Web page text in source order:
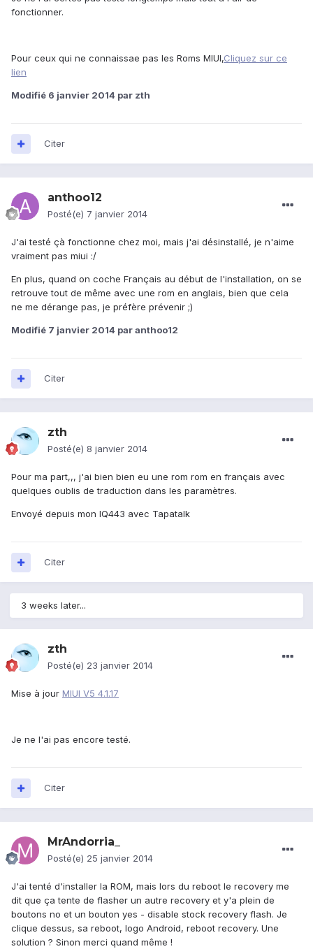
fonctionner.
Pour ceux qui ne connaissae pas les Roms MIUI,Cliquez sur ce
lien
Modifié 6 janvier 2014 par zth
Citer
anthoo12
Posté(e) 7 janvier 2014
J'ai testé çà fonctionne chez moi, mais j'ai désinstallé, je n'aime
vraiment pas miui :/
En plus, quand on coche Français au début de l'installation, on se
retrouve tout de même avec une rom en anglais, bien que cela
ne me dérange pas, je préfère prévenir ;)
Modifié 7 janvier 2014 par anthoo12
Citer
zth
Posté(e) 8 janvier 2014
Pour ma part,,, j'ai bien bien eu une rom rom en français avec
quelques oublis de traduction dans les paramètres.
Envoyé depuis mon IQ443 avec Tapatalk
Citer
3 weeks later...
zth
Posté(e) 23 janvier 2014
Mise à jour MIUI V5 4.1.17
Je ne l'ai pas encore testé.
Citer
MrAndorria_
Posté(e) 25 janvier 2014
J'ai tenté d'installer la ROM, mais lors du reboot le recovery me
dit que ça tente de flasher un autre recovery et y'a plein de
boutons no et un bouton yes - disable stock recovery flash. Je
clique dessus, sa reboot, logo Android, reboot recovery. Une
solution ? Sinon merci quand même !